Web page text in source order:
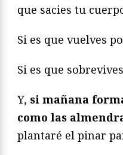
que sacies tu
Si es que vuelves
Si es que
Y, si mañana
como las
plantaré el pinar